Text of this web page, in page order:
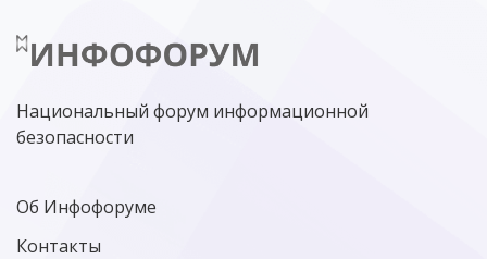
МИНЦИФРЫ РОССИИ NGFW
Национальный форум информационной
безопасности
Об Инфофоруме
Контакты